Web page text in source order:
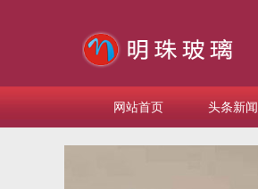
网站首页 头条新闻